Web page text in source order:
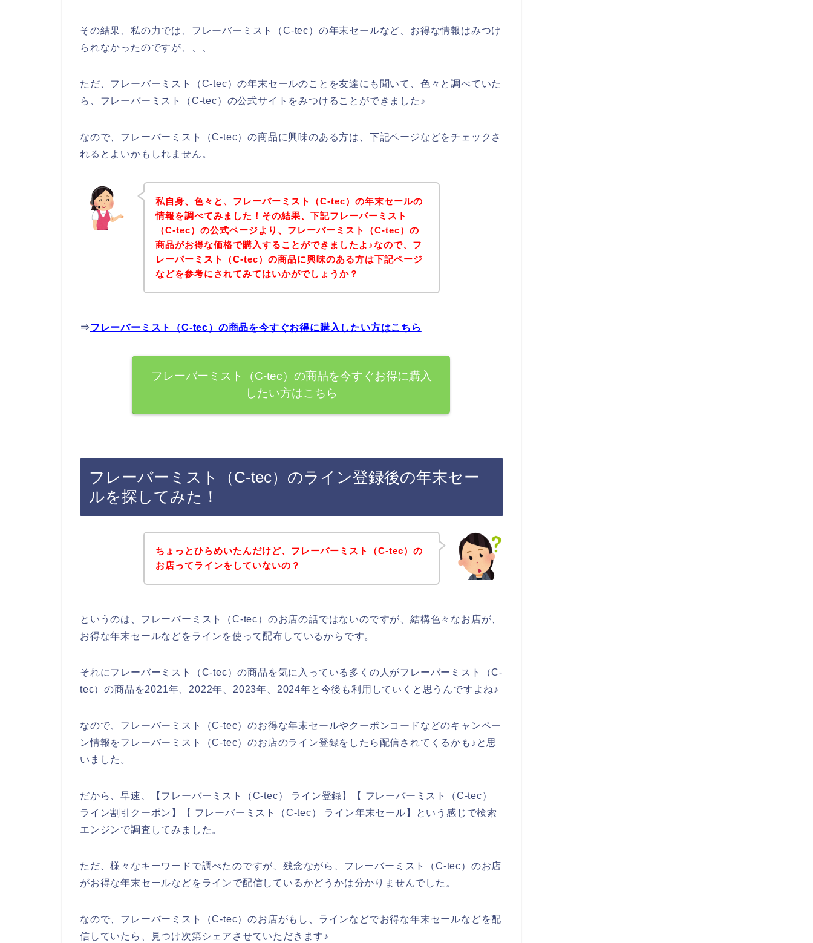
その結果、私の力では、フレーバーミスト（C-tec）の年末セールなど、お得な情報はみつけ
られなかったのですが、、、
ただ、フレーバーミスト（C-tec）の年末セールのことを友達にも聞いて、色々と調べていた
ら、フレーバーミスト（C-tec）の公式サイトをみつけることができました♪
なので、フレーバーミスト（C-tec）の商品に興味のある方は、下記ページなどをチェックさ
れるとよいかもしれません。
私自身、色々と、フレーバーミスト（C-tec）の年末セールの
情報を調べてみました！その結果、下記フレーバーミスト
（C-tec）の公式ページより、フレーバーミスト（C-tec）の
商品がお得な価格で購入することができましたよ♪なので、フ
レーバーミスト（C-tec）の商品に興味のある方は下記ページ
などを参考にされてみてはいかがでしょうか？
⇒フレーバーミスト（C-tec）の商品を今すぐお得に購入したい方はこちら
フレーバーミスト（C-tec）の商品を今すぐお得に購入
したい方はこちら
フレーバーミスト（C-tec）のライン登録後の年末セー
ルを探してみた！
ちょっとひらめいたんだけど、フレーバーミスト（C-tec）の
お店ってラインをしていないの？
というのは、フレーバーミスト（C-tec）のお店の話ではないのですが、結構色々なお店が、
お得な年末セールなどをラインを使って配布しているからです。
それにフレーバーミスト（C-tec）の商品を気に入っている多くの人がフレーバーミスト（C-
tec）の商品を2021年、2022年、2023年、2024年と今後も利用していくと思うんですよね♪
なので、フレーバーミスト（C-tec）のお得な年末セールやクーポンコードなどのキャンペー
ン情報をフレーバーミスト（C-tec）のお店のライン登録をしたら配信されてくるかも♪と思
いました。
だから、早速、【フレーバーミスト（C-tec） ライン登録】【 フレーバーミスト（C-tec）
ライン割引クーポン】【 フレーバーミスト（C-tec） ライン年末セール】という感じで検索
エンジンで調査してみました。
ただ、様々なキーワードで調べたのですが、残念ながら、フレーバーミスト（C-tec）のお店
がお得な年末セールなどをラインで配信しているかどうかは分かりませんでした。
なので、フレーバーミスト（C-tec）のお店がもし、ラインなどでお得な年末セールなどを配
信していたら、見つけ次第シェアさせていただきます♪